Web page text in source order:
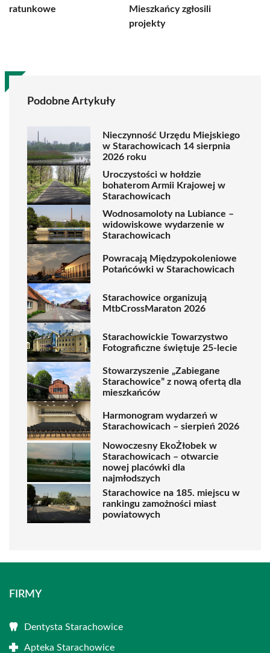
ratunkowe
Mieszkańcy zgłosili
projekty
Podobne Artykuły
Nieczynność Urzędu Miejskiego
w Starachowicach 14 sierpnia
2026 roku
Uroczystości w hołdzie
bohaterom Armii Krajowej w
Starachowicach
Wodnosamoloty na Lubiance –
widowiskowe wydarzenie w
Starachowicach
Powracają Międzypokoleniowe
Potańcówki w Starachowicach
Starachowice organizują
MtbCrossMaraton 2026
Starachowickie Towarzystwo
Fotograficzne świętuje 25-lecie
Stowarzyszenie „Zabiegane
Starachowice” z nową ofertą dla
mieszkańców
Harmonogram wydarzeń w
Starachowicach – sierpień 2026
Nowoczesny EkoŻłobek w
Starachowicach – otwarcie
nowej placówki dla
najmłodszych
Starachowice na 185. miejscu w
rankingu zamożności miast
powiatowych
FIRMY
Dentysta Starachowice
Apteka Starachowice